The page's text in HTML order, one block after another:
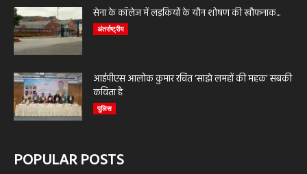
सेना के कॉलेज में लड़कियों के यौन शोषण की खौफनाक...
अंतर्राष्ट्रीय
आईपीएस आलोक कुमार रचित ‘साझे लमहों की महक’ सबकी
कविता है
पुलिस
POPULAR POSTS